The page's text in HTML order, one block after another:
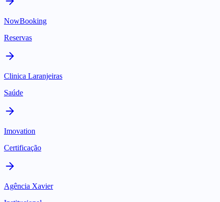
NowBooking
Reservas
Clinica Laranjeiras
Saúde
Imovation
Certificação
Agência Xavier